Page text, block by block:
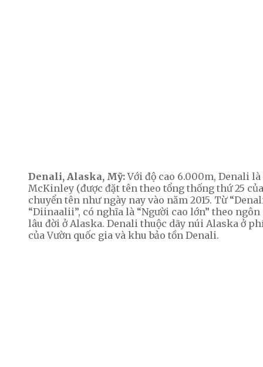
Denali, Alaska, Mỹ:Với độ cao 6.000m, Denali
McKinley (được đặt tên theo tổng thống thứ 25
chuyển tên như ngày nay vào năm 2015. Từ
“Diinaalii”, có nghĩa là “Người cao lớn” theo
lâu đời ở Alaska. Denali thuộc dãy núi Alaska ở
của Vườn quốc gia và khu bảo tồn Denali.